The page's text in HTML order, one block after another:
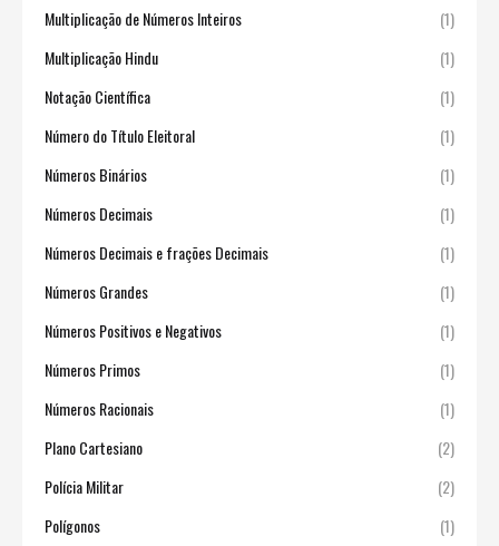
Multiplicação de Números Inteiros
(1)
Multiplicação Hindu
(1)
Notação Científica
(1)
Número do Título Eleitoral
(1)
Números Binários
(1)
Números Decimais
(1)
Números Decimais e frações Decimais
(1)
Números Grandes
(1)
Números Positivos e Negativos
(1)
Números Primos
(1)
Números Racionais
(1)
Plano Cartesiano
(2)
Polícia Militar
(2)
Polígonos
(1)